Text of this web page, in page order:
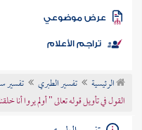
الكتب
موضوعي
تراجم الأعلام
الرئيسية تفسير الطبري
تفسير
القول في تأويل قوله تعالى " أولم يروا أنا